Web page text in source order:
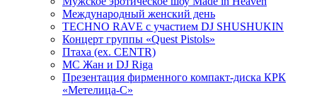
Международный женский день
TECHNO RAVE с участием DJ SHUSHUKIN
Концерт группы «Quest Pistols»
Птаха (ex. CENTR)
МС Жан и DJ Riga
Презентация фирменного компакт-диска КРК
«Метелица-С»